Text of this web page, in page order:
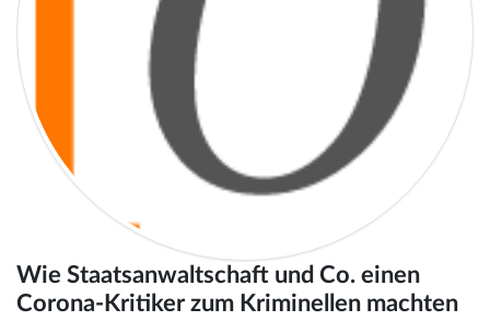
Wie Staatsanwaltschaft und Co. einen
Corona-Kritiker zum Kriminellen machten